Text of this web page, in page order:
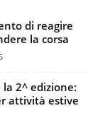
di reagire
la corsa
la 2^ edizione:
attività estive